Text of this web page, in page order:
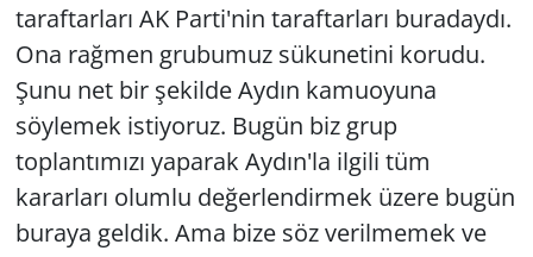
taraftarları AK Parti'nin taraftarları buradaydı.
Ona rağmen grubumuz sükunetini korudu.
Şunu net bir şekilde Aydın kamuoyuna
söylemek istiyoruz. Bugün biz grup
toplantımızı yaparak Aydın'la ilgili tüm
kararları olumlu değerlendirmek üzere bugün
buraya geldik. Ama bize söz verilmemek ve